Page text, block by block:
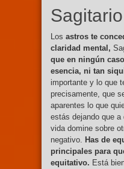
Sagitario
Los astros te
claridad mental,
que en ningún
esencia, ni tan
importante y lo que
precisamente, que
aparentes lo que
estás dejando que
vida domine sobre
negativo. Has de
principales para
equitativo. Está